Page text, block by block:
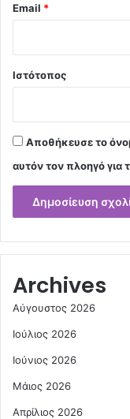
Email *
Ιστότοπος
Αποθήκευσε το
αυτόν τον πλοηγό
Archives
Αύγουστος 2026
Ιούλιος 2026
Ιούνιος 2026
Μάιος 2026
Απρίλιος 2026